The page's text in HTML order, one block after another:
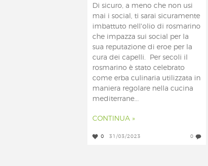
Di sicuro, a meno che non usi
mai i social, ti sarai sicuramente
imbattuto nell'olio di rosmarino
che impazza sui social per la
sua reputazione di eroe per la
cura dei capelli. Per secoli il
rosmarino è stato celebrato
come erba culinaria utilizzata in
maniera regolare nella cucina
mediterrane...
CONTINUA »
0 31/03/2023 0